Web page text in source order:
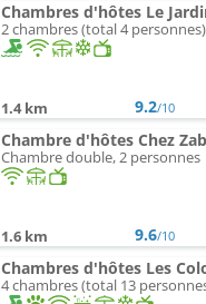
Chambres d'hôtes Le
2 chambres (total 4 personnes)
1.4 km 9.2/10
Chambre d'hôtes Chez
Chambre double, 2 personnes
1.6 km 9.6/10
Chambres d'hôtes Les
4 chambres (total 13